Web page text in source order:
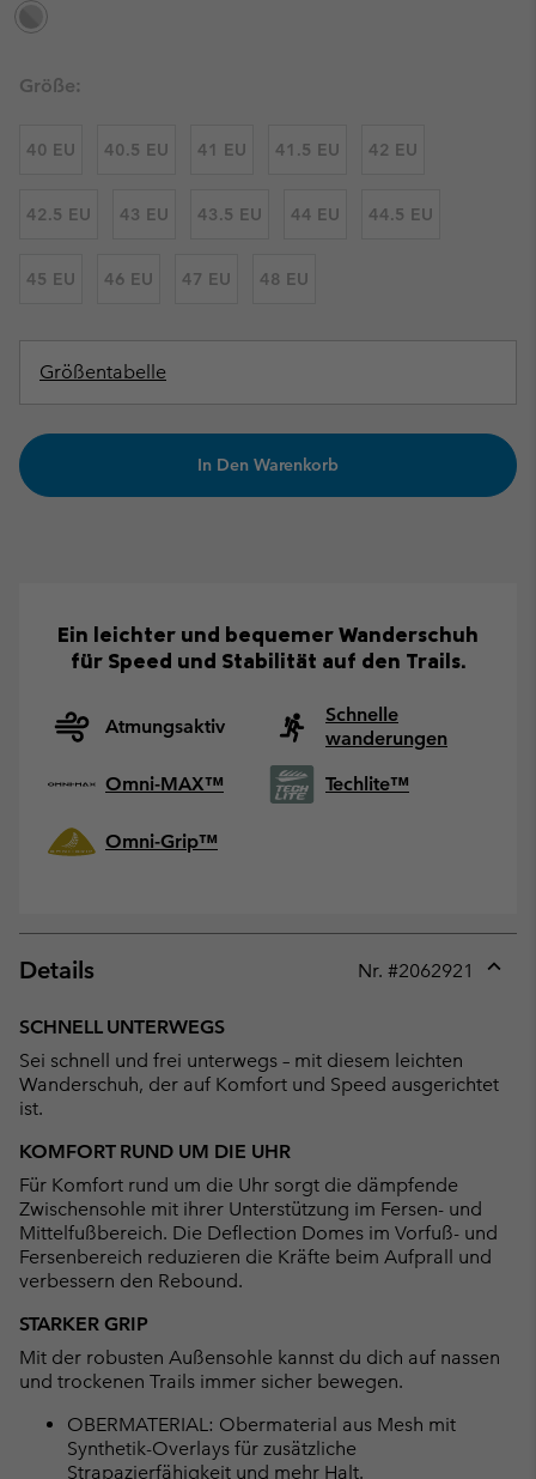
Größe:
40 EU 40.5 EU 41 EU 41.5 EU 42 EU
42.5 EU 43 EU 43.5 EU 44 EU 44.5 EU
45 EU 46 EU 47 EU 48 EU
Größentabelle
In Den Warenkorb
Ein leichter und bequemer Wanderschuh
für Speed und Stabilität auf den Trails.
Atmungsaktiv
Schnelle
wanderungen
Omni-MAX™
Techlite™
Omni-Grip™
Details Nr. #2062921
SCHNELL UNTERWEGS
Sei schnell und frei unterwegs – mit diesem leichten
Wanderschuh, der auf Komfort und Speed ausgerichtet
ist.
KOMFORT RUND UM DIE UHR
Für Komfort rund um die Uhr sorgt die dämpfende
Zwischensohle mit ihrer Unterstützung im Fersen- und
Mittelfußbereich. Die Deflection Domes im Vorfuß- und
Fersenbereich reduzieren die Kräfte beim Aufprall und
verbessern den Rebound.
STARKER GRIP
Mit der robusten Außensohle kannst du dich auf nassen
und trockenen Trails immer sicher bewegen.
OBERMATERIAL: Obermaterial aus Mesh mit
Synthetik-Overlays für zusätzliche
Strapazierfähigkeit und mehr Halt.